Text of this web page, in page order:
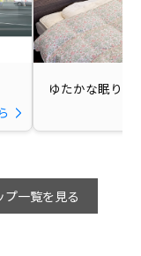
ゆたかな眠り
プ一覧を見る